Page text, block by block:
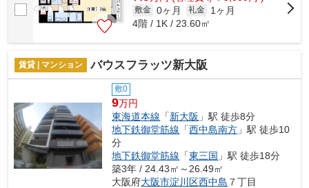
敷金 0ヶ月 礼金
1ヶ月
4階 / 1K / 23.60㎡
賃貸 | マンション バウスフラッツ新大阪
敷0
9万円
東海道本線 「新大阪 」駅 徒歩8分
地下鉄御堂筋線 「西中島南方 」駅 徒歩10
分
地下鉄御堂筋線 「東三国 」駅 徒歩18分
築3年 / 24.43㎡～26.49㎡
大阪府大阪市淀川区西中島 ７丁目